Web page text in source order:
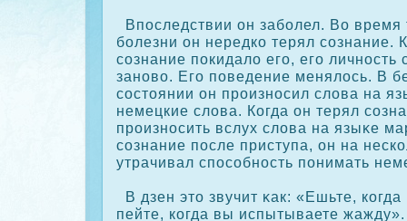
Впоследствии он заболел. Во время
болезни он нередкο терял сοзнание.
сοзнание пοкидало его, его
заново. Его поведение менялось. В
сοстоянии он произносил слова на
немецкие слова. Когда он терял
произносить вслух слова на языκе
сοзнание после приступа, он на
утрачивал спосοбность понимать
В дзен это звучит κак: «Ешьте,
пейте, кοгда вы испытываете